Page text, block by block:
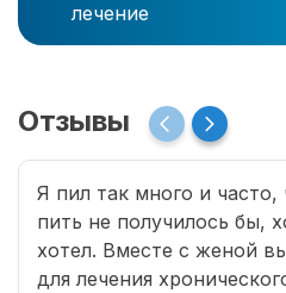
лечение
Отзывы
Я пил так много и
пить не получилось бы,
хотел. Вместе с женой
для лечения